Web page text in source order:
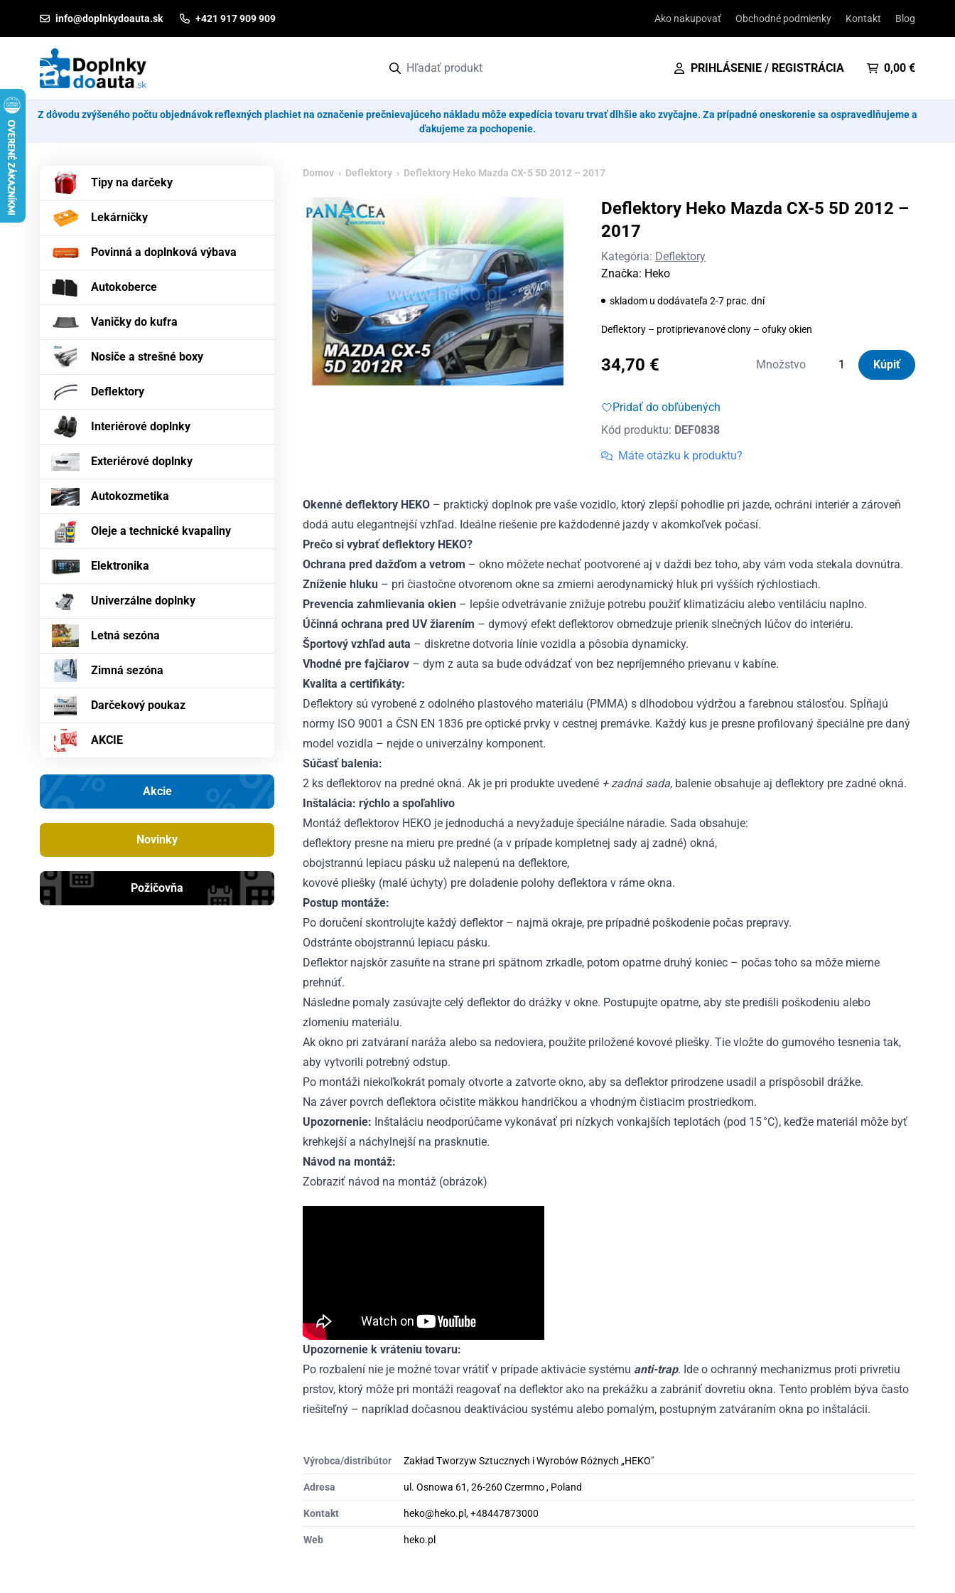
info@doplnkydoauta.sk +421 917 909 909 Ako nakupovať Obchodné podmienky Kontakt Blog
PRIHLÁSENIE / REGISTRÁCIA 0,00 €
Z dôvodu zvýšeného počtu objednávok reflexných plachiet na označenie prečnievajúceho nákladu môže expedícia tovaru trvať dlhšie ako zvyčajne. Za prípadné oneskorenie sa ospravedlňujeme a
ďakujeme za pochopenie.
Tipy na darčeky
Lekárničky
Povinná a doplnková výbava
Autokoberce
Vaničky do kufra
Nosiče a strešné boxy
Deflektory
Interiérové doplnky
Exteriérové doplnky
Autokozmetika
Oleje a technické kvapaliny
Elektronika
Univerzálne doplnky
Letná sezóna
Zimná sezóna
Darčekový poukaz
AKCIE
Akcie
Novinky
Požičovňa
Domov › Deflektory › Deflektory Heko Mazda CX-5 5D 2012 – 2017
Deflektory Heko Mazda CX-5 5D 2012 –
2017
Kategória: Deflektory
Značka: Heko
skladom u dodávateľa 2-7 prac. dní
Deflektory – protiprievanové clony – ofuky okien
34,70 € Množstvo
množstvo
-
2017
Kúpiť
Pridať do obľúbených
Kód produktu: DEF0838
Máte otázku k produktu?
Okenné deflektory HEKO – praktický doplnok pre vaše vozidlo, ktorý zlepší pohodlie pri jazde, ochráni interiér a zároveň
dodá autu elegantnejší vzhľad. Ideálne riešenie pre každodenné jazdy v akomkoľvek počasí.
Prečo si vybrať deflektory HEKO?
Ochrana pred dažďom a vetrom – okno môžete nechať pootvorené aj v daždi bez toho, aby vám voda stekala dovnútra.
Zníženie hluku – pri čiastočne otvorenom okne sa zmierni aerodynamický hluk pri vyšších rýchlostiach.
Prevencia zahmlievania okien – lepšie odvetrávanie znižuje potrebu použiť klimatizáciu alebo ventiláciu naplno.
Účinná ochrana pred UV žiarením – dymový efekt deflektorov obmedzuje prienik slnečných lúčov do interiéru.
Športový vzhľad auta – diskretne dotvoria línie vozidla a pôsobia dynamicky.
Vhodné pre fajčiarov – dym z auta sa bude odvádzať von bez nepríjemného prievanu v kabíne.
Kvalita a certifikáty:
Deflektory sú vyrobené z odolného plastového materiálu (PMMA) s dlhodobou výdržou a farebnou stálosťou. Spĺňajú
normy ISO 9001 a ČSN EN 1836 pre optické prvky v cestnej premávke. Každý kus je presne profilovaný špeciálne pre daný
model vozidla – nejde o univerzálny komponent.
Súčasť balenia:
2 ks deflektorov na predné okná. Ak je pri produkte uvedené + zadná sada, balenie obsahuje aj deflektory pre zadné okná.
Inštalácia: rýchlo a spoľahlivo
Montáž deflektorov HEKO je jednoduchá a nevyžaduje špeciálne náradie. Sada obsahuje:
deflektory presne na mieru pre predné (a v prípade kompletnej sady aj zadné) okná,
obojstrannú lepiacu pásku už nalepenú na deflektore,
kovové pliešky (malé úchyty) pre doladenie polohy deflektora v ráme okna.
Postup montáže:
Po doručení skontrolujte každý deflektor – najmä okraje, pre prípadné poškodenie počas prepravy.
Odstránte obojstrannú lepiacu pásku.
Deflektor najskôr zasuňte na strane pri spätnom zrkadle, potom opatrne druhý koniec – počas toho sa môže mierne
prehnúť.
Následne pomaly zasúvajte celý deflektor do drážky v okne. Postupujte opatrne, aby ste predišli poškodeniu alebo
zlomeniu materiálu.
Ak okno pri zatváraní naráža alebo sa nedoviera, použite priložené kovové pliešky. Tie vložte do gumového tesnenia tak,
aby vytvorili potrebný odstup.
Po montáži niekoľkokrát pomaly otvorte a zatvorte okno, aby sa deflektor prirodzene usadil a prispôsobil drážke.
Na záver povrch deflektora očistite mäkkou handričkou a vhodným čistiacim prostriedkom.
Upozornenie: Inštaláciu neodporúčame vykonávať pri nízkych vonkajších teplotách (pod 15 °C), keďže materiál môže byť
krehkejší a náchylnejší na prasknutie.
Návod na montáž:
Zobraziť návod na montáž (obrázok)
Upozornenie k vráteniu tovaru:
Po rozbalení nie je možné tovar vrátiť v prípade aktivácie systému anti-trap. Ide o ochranný mechanizmus proti privretiu
prstov, ktorý môže pri montáži reagovať na deflektor ako na prekážku a zabrániť dovretiu okna. Tento problém býva často
riešiteľný – napríklad dočasnou deaktiváciou systému alebo pomalým, postupným zatváraním okna po inštalácii.
Výrobca/distribútor Zakład Tworzyw Sztucznych i Wyrobów Różnych „HEKO"
Adresa ul. Osnowa 61, 26-260 Czermno , Poland
Kontakt heko@heko.pl, +48447873000
Web heko.pl